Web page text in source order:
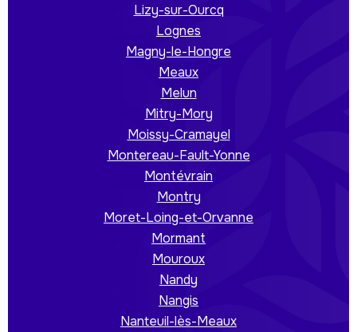
Lizy-sur-Ourcq
Lognes
Magny-le-Hongre
Meaux
Melun
Mitry-Mory
Moissy-Cramayel
Montereau-Fault-Yonne
Montévrain
Montry
Moret-Loing-et-Orvanne
Mormant
Mouroux
Nandy
Nangis
Nanteuil-lès-Meaux